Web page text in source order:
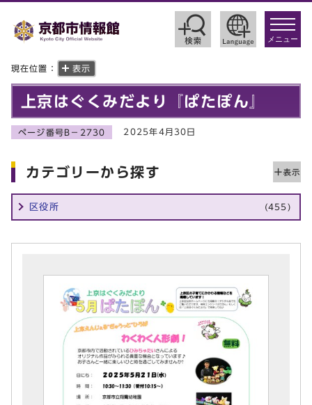
toggle
メニュー
現在位置： 表示
上京はぐくみだより『ぱたぽん』
ページ番号B－2730 2025年4月30日
カテゴリーから探す
区役所 (455)